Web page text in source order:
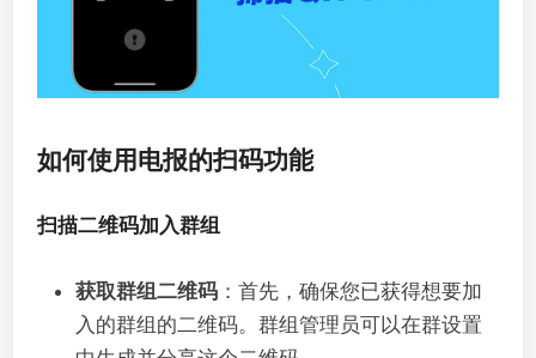
如何使用电报的扫码功能
扫描二维码加入群组
获取群组二维码 ：首先，确保您已获得想要加
入的群组的二维码。群组管理员可以在群设置